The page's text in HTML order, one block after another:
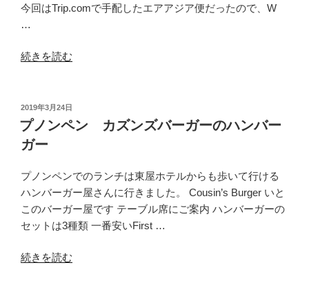
今回はTrip.comで手配したエアアジア便だったので、W
…
“プ
ペ
ン
か
ら
戻
る”
の
続きを読む
投
稿
日:
2019年3月24日
プノンペン カズンズバーガーのハンバー
ガー
プノンペンでのランチは東屋ホテルからも歩いて行ける
ハンバーガー屋さんに行きました。 Cousin’s Burger いと
このバーガー屋です テーブル席にご案内 ハンバーガーの
セットは3種類 一番安いFirst …
“プ
続きを読む